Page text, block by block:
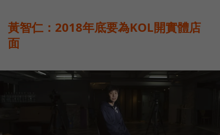
黃智仁：2018年底要為KOL開實體店
面